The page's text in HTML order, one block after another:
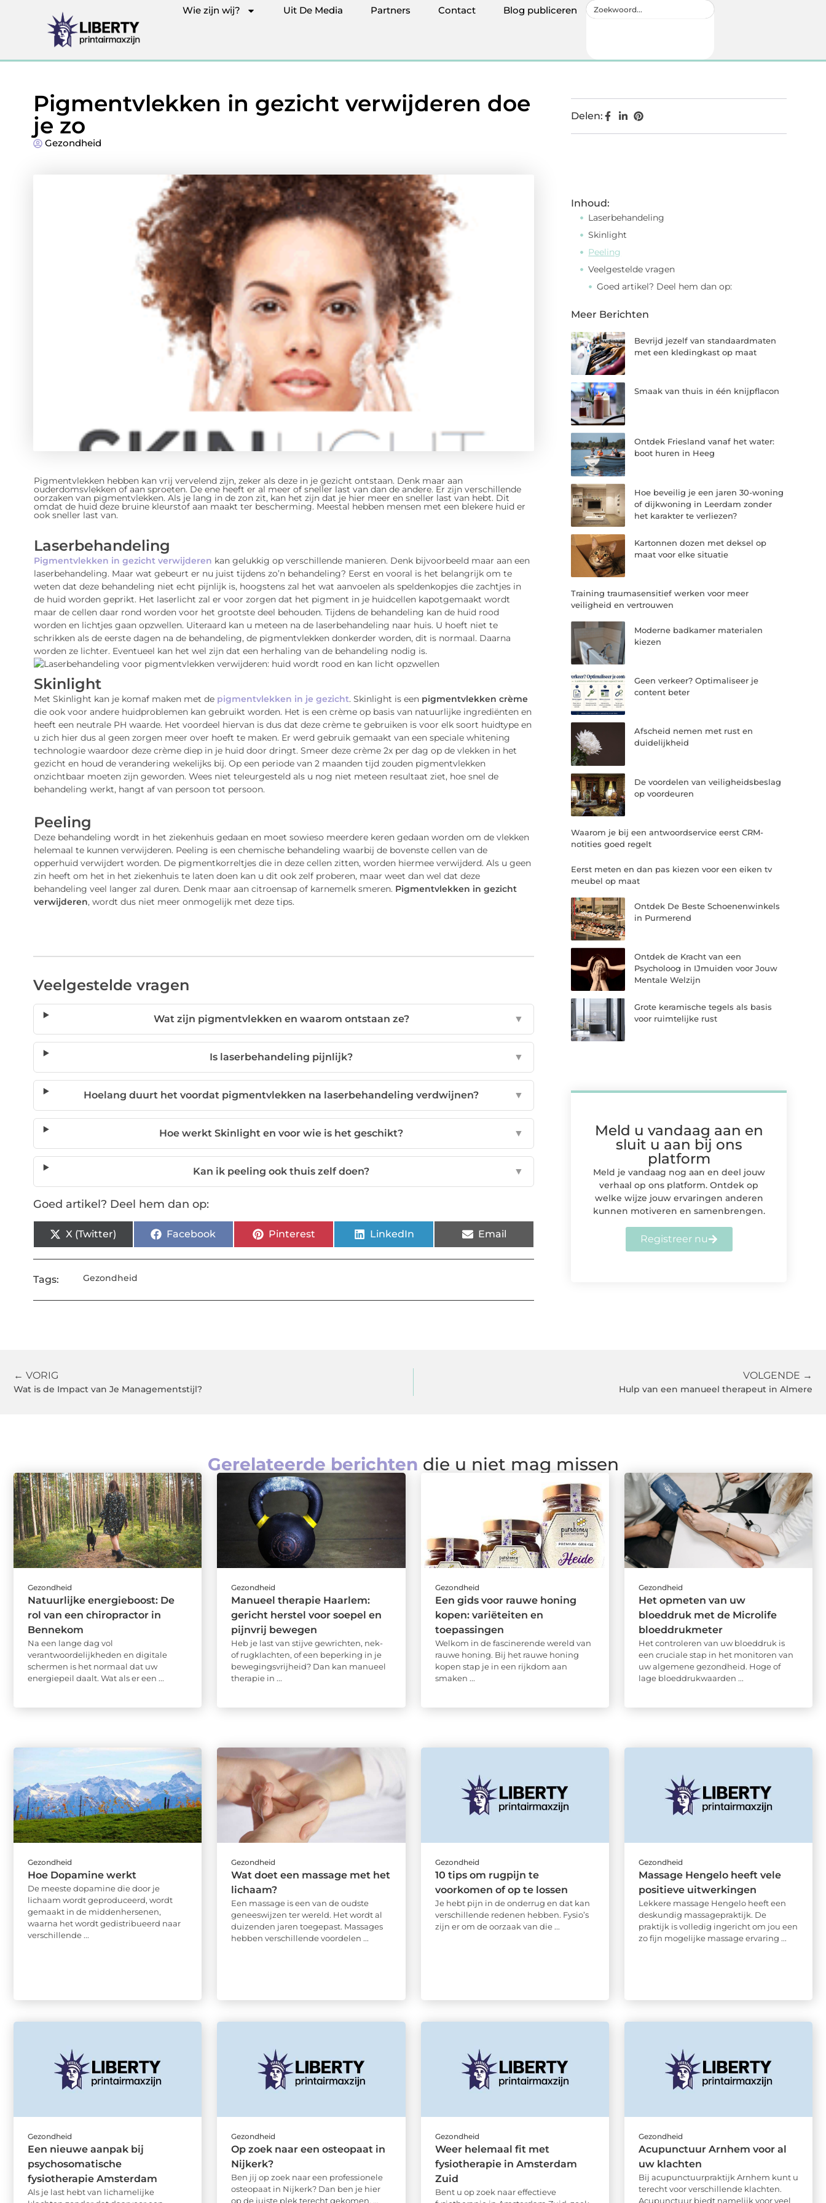
Wie zijn wij? Uit De Media Partners Contact Blog publiceren
Pigmentvlekken in gezicht verwijderen doe
je zo
Gezondheid
Pigmentvlekken hebben kan vrij vervelend zijn, zeker als deze in je gezicht ontstaan. Denk maar aan
ouderdomsvlekken of aan sproeten. De ene heeft er al meer of sneller last van dan de andere. Er zijn verschillende
oorzaken van pigmentvlekken. Als je lang in de zon zit, kan het zijn dat je hier meer en sneller last van hebt. Dit
omdat de huid deze bruine kleurstof aan maakt ter bescherming. Meestal hebben mensen met een blekere huid er
ook sneller last van.
Laserbehandeling
Pigmentvlekken in gezicht verwijderen kan gelukkig op verschillende manieren. Denk bijvoorbeeld maar aan een
laserbehandeling. Maar wat gebeurt er nu juist tijdens zo’n behandeling? Eerst en vooral is het belangrijk om te
weten dat deze behandeling niet echt pijnlijk is, hoogstens zal het wat aanvoelen als speldenkopjes die zachtjes in
de huid worden geprikt. Het laserlicht zal er voor zorgen dat het pigment in je huidcellen kapotgemaakt wordt
maar de cellen daar rond worden voor het grootste deel behouden. Tijdens de behandeling kan de huid rood
worden en lichtjes gaan opzwellen. Uiteraard kan u meteen na de laserbehandeling naar huis. U hoeft niet te
schrikken als de eerste dagen na de behandeling, de pigmentvlekken donkerder worden, dit is normaal. Daarna
worden ze lichter. Eventueel kan het wel zijn dat een herhaling van de behandeling nodig is.
Skinlight
Met Skinlight kan je komaf maken met de pigmentvlekken in je gezicht. Skinlight is een pigmentvlekken crème
die ook voor andere huidproblemen kan gebruikt worden. Het is een crème op basis van natuurlijke ingrediënten en
heeft een neutrale PH waarde. Het voordeel hiervan is dus dat deze crème te gebruiken is voor elk soort huidtype en
u zich hier dus al geen zorgen meer over hoeft te maken. Er werd gebruik gemaakt van een speciale whitening
technologie waardoor deze crème diep in je huid door dringt. Smeer deze crème 2x per dag op de vlekken in het
gezicht en houd de verandering wekelijks bij. Op een periode van 2 maanden tijd zouden pigmentvlekken
onzichtbaar moeten zijn geworden. Wees niet teleurgesteld als u nog niet meteen resultaat ziet, hoe snel de
behandeling werkt, hangt af van persoon tot persoon.
Peeling
Deze behandeling wordt in het ziekenhuis gedaan en moet sowieso meerdere keren gedaan worden om de vlekken
helemaal te kunnen verwijderen. Peeling is een chemische behandeling waarbij de bovenste cellen van de
opperhuid verwijdert worden. De pigmentkorreltjes die in deze cellen zitten, worden hiermee verwijderd. Als u geen
zin heeft om het in het ziekenhuis te laten doen kan u dit ook zelf proberen, maar weet dan wel dat deze
behandeling veel langer zal duren. Denk maar aan citroensap of karnemelk smeren. Pigmentvlekken in gezicht
verwijderen, wordt dus niet meer onmogelijk met deze tips.
Veelgestelde vragen
Wat zijn pigmentvlekken en waarom ontstaan ze? ▼
Is laserbehandeling pijnlijk? ▼
Hoelang duurt het voordat pigmentvlekken na laserbehandeling verdwijnen? ▼
Hoe werkt Skinlight en voor wie is het geschikt? ▼
Kan ik peeling ook thuis zelf doen? ▼
Goed artikel? Deel hem dan op:
X (Twitter) Facebook Pinterest LinkedIn Email
Tags: Gezondheid
Delen:
Inhoud:
Laserbehandeling
Skinlight
Peeling
Veelgestelde vragen
Goed artikel? Deel hem dan op:
Meer Berichten
Bevrijd jezelf van standaardmaten
met een kledingkast op maat
Smaak van thuis in één knijpflacon
Ontdek Friesland vanaf het water:
boot huren in Heeg
Hoe beveilig je een jaren 30-woning
of dijkwoning in Leerdam zonder
het karakter te verliezen?
Kartonnen dozen met deksel op
maat voor elke situatie
Training traumasensitief werken voor meer
veiligheid en vertrouwen
Moderne badkamer materialen
kiezen
Geen verkeer? Optimaliseer je
content beter
Afscheid nemen met rust en
duidelijkheid
De voordelen van veiligheidsbeslag
op voordeuren
Waarom je bij een antwoordservice eerst CRM-
notities goed regelt
Eerst meten en dan pas kiezen voor een eiken tv
meubel op maat
Ontdek De Beste Schoenenwinkels
in Purmerend
Ontdek de Kracht van een
Psycholoog in IJmuiden voor Jouw
Mentale Welzijn
Grote keramische tegels als basis
voor ruimtelijke rust
Meld u vandaag aan en
sluit u aan bij ons
platform
Meld je vandaag nog aan en deel jouw
verhaal op ons platform. Ontdek op
welke wijze jouw ervaringen anderen
kunnen motiveren en samenbrengen.
Registreer nu
← VORIG
Wat is de Impact van Je Managementstijl?
VOLGENDE →
Hulp van een manueel therapeut in Almere
Gerelateerde berichten die u niet mag missen
Gezondheid
Natuurlijke energieboost: De
rol van een chiropractor in
Bennekom
Na een lange dag vol
verantwoordelijkheden en digitale
schermen is het normaal dat uw
energiepeil daalt. Wat als er een ...
Gezondheid
Manueel therapie Haarlem:
gericht herstel voor soepel en
pijnvrij bewegen
Heb je last van stijve gewrichten, nek-
of rugklachten, of een beperking in je
bewegingsvrijheid? Dan kan manueel
therapie in ...
Gezondheid
Een gids voor rauwe honing
kopen: variëteiten en
toepassingen
Welkom in de fascinerende wereld van
rauwe honing. Bij het rauwe honing
kopen stap je in een rijkdom aan
smaken ...
Gezondheid
Het opmeten van uw
bloeddruk met de Microlife
bloeddrukmeter
Het controleren van uw bloeddruk is
een cruciale stap in het monitoren van
uw algemene gezondheid. Hoge of
lage bloeddrukwaarden ...
Gezondheid
Hoe Dopamine werkt
De meeste dopamine die door je
lichaam wordt geproduceerd, wordt
gemaakt in de middenhersenen,
waarna het wordt gedistribueerd naar
verschillende ...
Gezondheid
Wat doet een massage met het
lichaam?
Een massage is een van de oudste
geneeswijzen ter wereld. Het wordt al
duizenden jaren toegepast. Massages
hebben verschillende voordelen ...
Gezondheid
10 tips om rugpijn te
voorkomen of op te lossen
Je hebt pijn in de onderrug en dat kan
verschillende redenen hebben. Fysio’s
zijn er om de oorzaak van die ...
Gezondheid
Massage Hengelo heeft vele
positieve uitwerkingen
Lekkere massage Hengelo heeft een
deskundig massagepraktijk. De
praktijk is volledig ingericht om jou een
zo fijn mogelijke massage ervaring ...
Gezondheid
Een nieuwe aanpak bij
psychosomatische
fysiotherapie Amsterdam
Als je last hebt van lichamelijke
Gezondheid
Op zoek naar een osteopaat in
Nijkerk?
Ben jij op zoek naar een professionele
osteopaat in Nijkerk? Dan ben je hier
op de juiste plek terecht gekomen. ...
Gezondheid
Weer helemaal fit met
fysiotherapie in Amsterdam
Zuid
Bent u op zoek naar effectieve
Gezondheid
Acupunctuur Arnhem voor al
uw klachten
Bij acupunctuurpraktijk Arnhem kunt u
terecht voor verschillende klachten.
Acupunctuur biedt namelijk voor veel